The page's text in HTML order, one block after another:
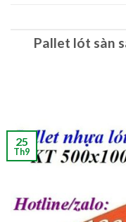
Pallet lót sàn
25
Th9